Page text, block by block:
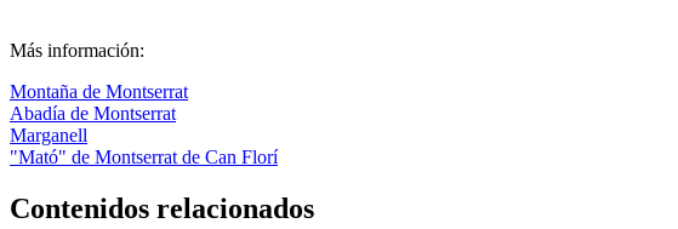
Más información:
Montaña de Montserrat
Abadía de Montserrat
Marganell
"Mató" de Montserrat de Can Florí
Contenidos relacionados